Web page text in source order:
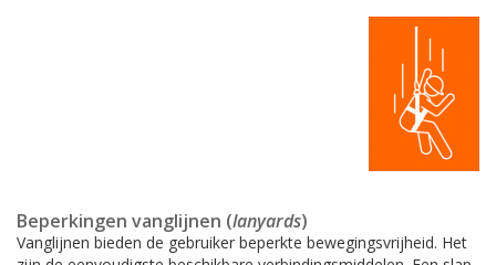
Beperkingen vanglijnen (lanyards)
Vanglijnen bieden de gebruiker beperkte bewegingsvrijheid. Het